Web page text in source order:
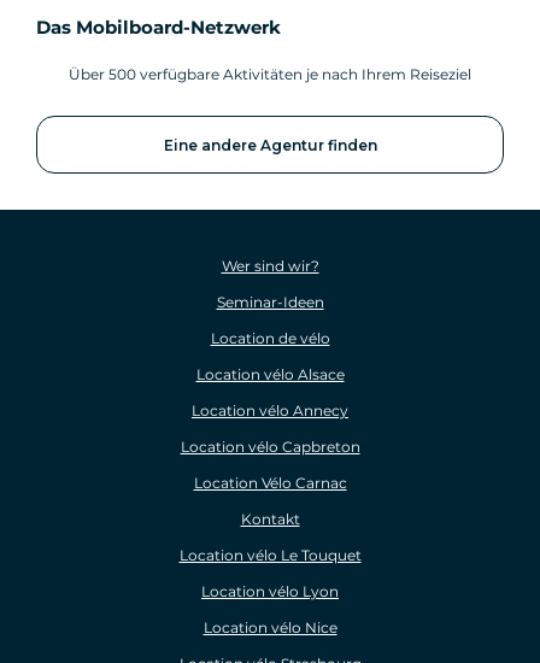
Das Mobilboard-Netzwerk
Über 500 verfügbare Aktivitäten je nach Ihrem Reiseziel
Eine andere Agentur finden
Wer sind wir?
Seminar-Ideen
Location de vélo
Location vélo Alsace
Location vélo Annecy
Location vélo Capbreton
Location Vélo Carnac
Kontakt
Location vélo Le Touquet
Location vélo Lyon
Location vélo Nice